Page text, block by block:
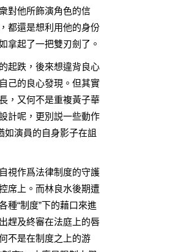
對他所飾演角色的信
都還是想利用他的身份
拿起了一把雙刃劍了。
起跌，後來想違背良心
己的良心發現。但其實
，又何不是重複黃子華
計呢，更別説一些動作
如演員的自身影子在詛
視作爲法律制度的守護
席上。而林良水後期遭
種“制度”下的藉口來進
趕及終審在法庭上的唇
不是在制度之上的游